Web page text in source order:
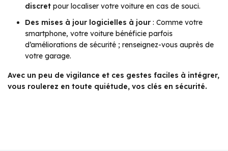
discret pour localiser votre voiture en cas de souci.
Des mises à jour logicielles à jour : Comme votre
smartphone, votre voiture bénéficie parfois
d’améliorations de sécurité ; renseignez-vous auprès de
votre garage.
Avec un peu de vigilance et ces gestes faciles à intégrer,
vous roulerez en toute quiétude, vos clés en sécurité.